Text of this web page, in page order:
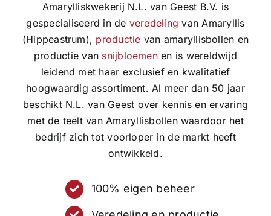
Amarylliskwekerij N.L. van Geest B.V. is
gespecialiseerd in de veredeling van Amaryllis
(Hippeastrum), productie van amaryllisbollen en
productie van snijbloemenen is wereldwijd
leidend met haar exclusief en kwalitatief
hoogwaardig assortiment. Al meer dan 50 jaar
beschikt N.L. van Geest over kennis en ervaring
met de teelt van Amaryllisbollen waardoor het
bedrijf zich tot voorloper in de markt heeft
ontwikkeld.
100% eigen beheer